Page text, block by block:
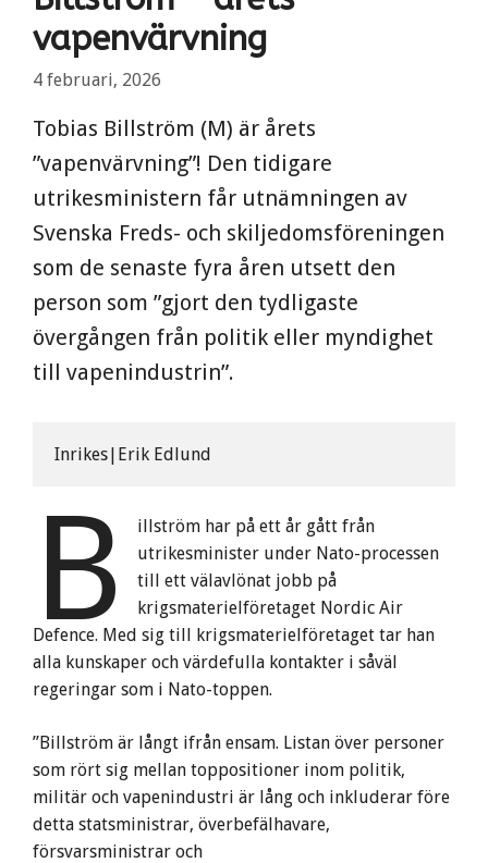
vapenvärvning
4 februari, 2026
Tobias Billström (M) är årets
”vapenvärvning”! Den tidigare
utrikesministern får utnämningen av
Svenska Freds- och skiljedomsföreningen
som de senaste fyra åren utsett den
person som ”gjort den tydligaste
övergången från politik eller myndighet
till vapenindustrin”.
Inrikes|Erik Edlund
B
illström har på ett år gått från
utrikesminister under Nato-processen
till ett välavlönat jobb på
krigsmaterielföretaget Nordic Air
Defence. Med sig till krigsmaterielföretaget tar han
alla kunskaper och värdefulla kontakter i såväl
regeringar som i Nato-toppen.
”Billström är långt ifrån ensam. Listan över personer
som rört sig mellan toppositioner inom politik,
militär och vapenindustri är lång och inkluderar före
detta statsministrar, överbefälhavare,
försvarsministrar och